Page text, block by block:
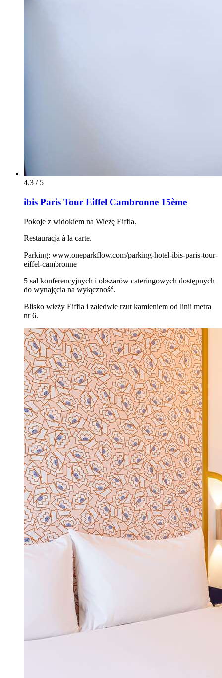
4.3 / 5
ibis Paris Tour Eiffel Cambronne 15ème
Pokoje z widokiem na Wieżę Eiffla.
Restauracja à la carte.
Parking: www.oneparkflow.com/parking-hotel-ibis-paris-tour-
eiffel-cambronne
5 sal konferencyjnych i obszarów cateringowych dostępnych
do wynajęcia na wyłączność.
Blisko wieży Eiffla i zaledwie rzut kamieniem od linii metra
nr 6.